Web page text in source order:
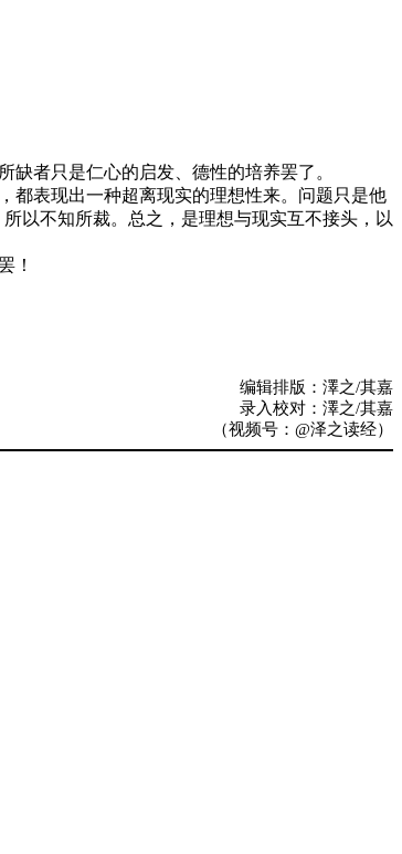
者只是仁心的启发、德性的培养罢了。
都表现出一种超离现实的理想性来。问题只是他
以不知所裁。总之，是理想与现实互不接头，以
！
编辑排版：澤之/其嘉
录入校对：澤之/其嘉
（视频号：@泽之读经）